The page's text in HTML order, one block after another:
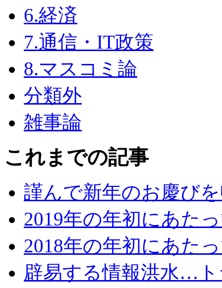
6.経済
7.通信・IT政策
8.マスコミ論
分類外
雑事論
これまでの記事
謹んで新年のお慶び
2019年の年初にあた
2018年の年初にあた
辟易する情報洪水…